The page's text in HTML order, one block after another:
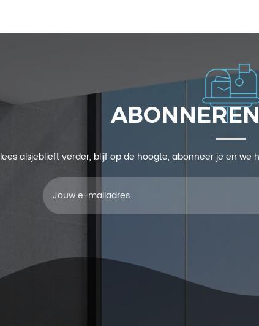
lees alsjeblieft verder, blijf op de hoogte, abonneer je en